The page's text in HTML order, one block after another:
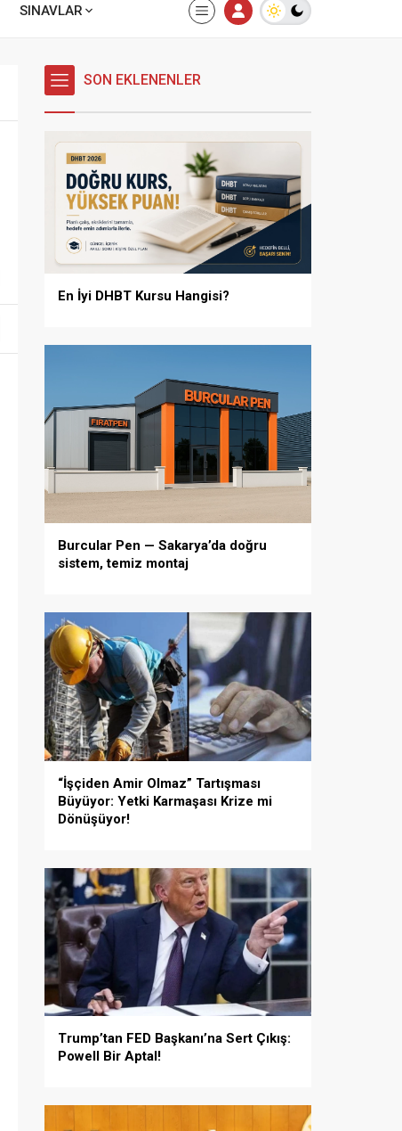
SINAVLAR
SON EKLENENLER
En İyi DHBT Kursu Hangisi?
Burcular Pen — Sakarya’da doğru
sistem, temiz montaj
“İşçiden Amir Olmaz” Tartışması
Büyüyor: Yetki Karmaşası Krize mi
Dönüşüyor!
Trump’tan FED Başkanı’na Sert Çıkış:
Powell Bir Aptal!